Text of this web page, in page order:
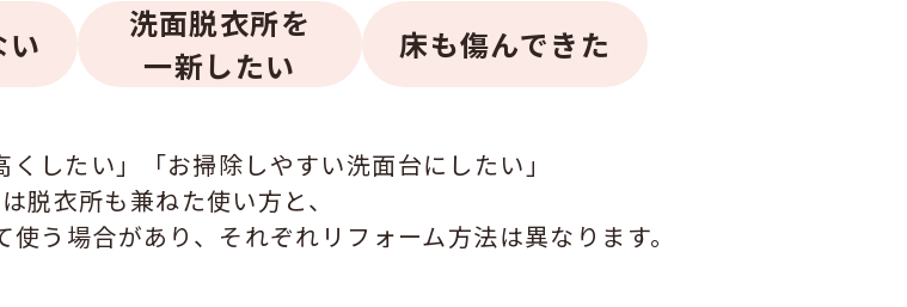
い
洗面脱衣所を
一新したい
床も傷んできた
くしたい」「お掃除しやすい洗面台にしたい」
脱衣所も兼ねた使い方と、
う場合があり、それぞれリフォーム方法は異なります。